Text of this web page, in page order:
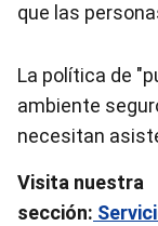
que las
La política de
ambiente
necesitan
Visita nuestra
sección: